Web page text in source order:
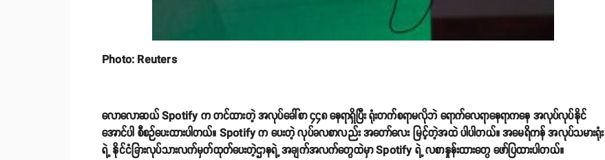
Photo: Reuters
လောလောဆယ် Spotify က တင်ထားတဲ့ အလုပ်ခေါ်စာ ၄၄၈ နေရာရှိပြီး ရုံးတက်စရာမလိုဘဲ ရောက်လေရာနေရာကနေ အလုပ်လုပ်နိုင်
အောင်ပါ စီစဉ်ပေးထားပါတယ်။ Spotify က ပေးတဲ့ လုပ်ခလစာလည်း အတော်လေး မြင့်တဲ့အထဲ ပါပါတယ်။ အမေရိကန် အလုပ်သမားရုံး
ရဲ့ နိုင်ငံခြားလုပ်သားလက်မှတ်ထုတ်ပေးတဲ့ဌာနရဲ့ အချက်အလက်တွေထဲမှာ Spotify ရဲ့ လစာနှုန်းထားတွေ ဖော်ပြထားပါတယ်။